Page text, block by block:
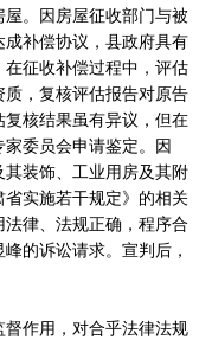
。因房屋征收部门与被
补偿协议，县政府具有
征收补偿过程中，评估
，复核评估报告对原告
核结果虽有异议，但在
委员会申请鉴定。因
装饰、工业用房及其附
实施若干规定》的相关
律、法规正确，程序合
的诉讼请求。宣判后，
作用，对合乎法律法规